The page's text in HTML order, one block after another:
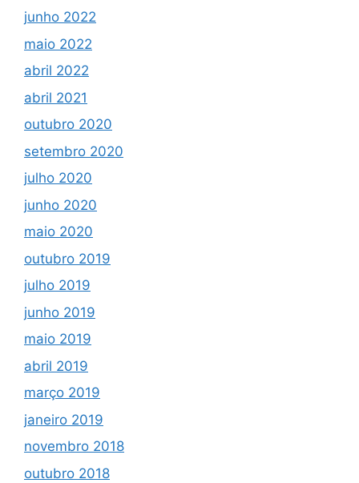
junho 2022
maio 2022
abril 2022
abril 2021
outubro 2020
setembro 2020
julho 2020
junho 2020
maio 2020
outubro 2019
julho 2019
junho 2019
maio 2019
abril 2019
março 2019
janeiro 2019
novembro 2018
outubro 2018